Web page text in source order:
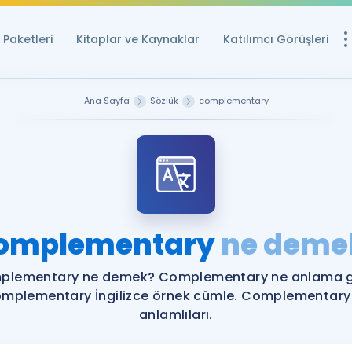
Paketleri Kitaplar ve Kaynaklar Katılımcı Görüşleri
Ücretsiz
YDS ve YÖKDİL
YDS ve YÖKDİL
YDS ve YÖKDİL'e
Ana Sayfa Sözlük complementary
ne
ne demek? Complementary ne anlama
İngilizce örnek cümle. Complementary
anlamlıları.